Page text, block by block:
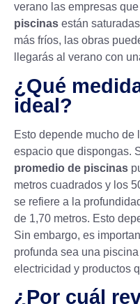
verano las empresas
piscinas están
más fríos, las obras
llegarás al verano con
¿Qué
ideal?
Esto depende mucho de
espacio que dispongas.
promedio de piscinas
metros cuadrados y los
se refiere a la
de 1,70 metros. Esto
Sin embargo, es
profunda sea una
electricidad y productos
¿Por cuál